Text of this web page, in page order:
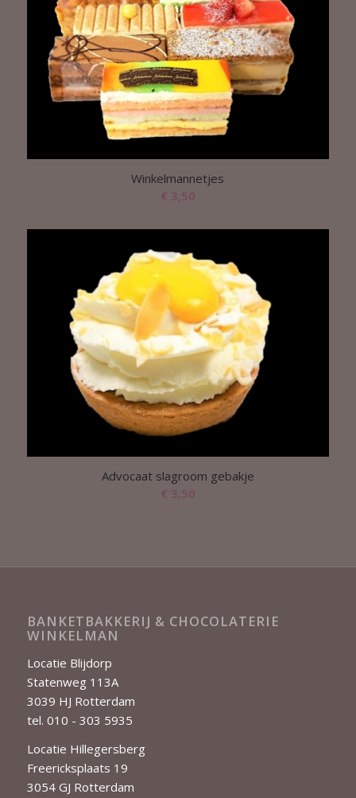
Winkelmannetjes
€ 3,50
Advocaat slagroom gebakje
€ 3,50
BANKETBAKKERIJ & CHOCOLATERIE
WINKELMAN
Locatie Blijdorp
Statenweg 113A
3039 HJ Rotterdam
tel. 010 - 303 5935
Locatie Hillegersberg
Freericksplaats 19
3054 GJ Rotterdam